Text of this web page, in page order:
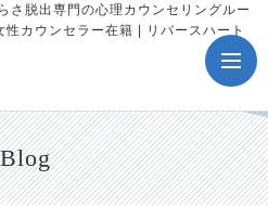
さ脱出専門の心理カウンセリングルー
カウンセラー在籍 | リバースハート
Blog
toggle